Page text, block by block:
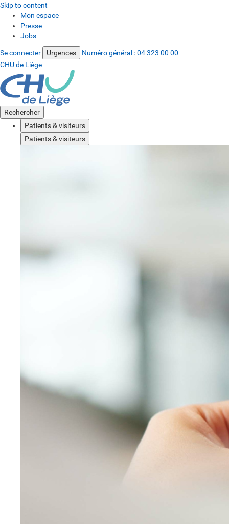
Skip to content
Mon espace
Presse
Jobs
Se connecter Urgences Numéro général :04 323 00 00
CHU de Liège
Rechercher
Patients & visiteurs
Patients & visiteurs